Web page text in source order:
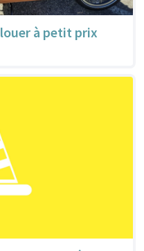
à petit prix